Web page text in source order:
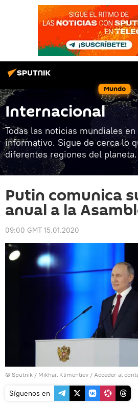
Mundo
Internacional
Todas las noticias mundiales
informativo. Sigue de cerca lo
diferentes regiones del planeta.
Putin comunica
anual a la
09:00 GMT 15.01.2020
© Sputnik / Mikhail Klimentiev / Acceder al
Síguenos en